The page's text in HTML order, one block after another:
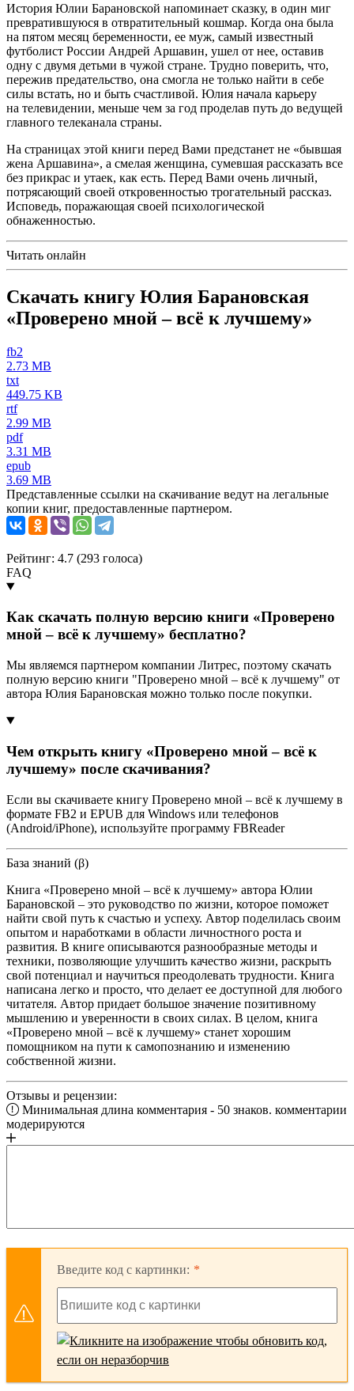
История Юлии Барановской напоминает сказку, в один миг
превратившуюся в отвратительный кошмар. Когда она была
на пятом месяц беременности, ее муж, самый известный
футболист России Андрей Аршавин, ушел от нее, оставив
одну с двумя детьми в чужой стране. Трудно поверить, что,
пережив предательство, она смогла не только найти в себе
силы встать, но и быть счастливой. Юлия начала карьеру
на телевидении, меньше чем за год проделав путь до ведущей
главного телеканала страны.
На страницах этой книги перед Вами предстанет не «бывшая
жена Аршавина», а смелая женщина, сумевшая рассказать все
без прикрас и утаек, как есть. Перед Вами очень личный,
потрясающий своей откровенностью трогательный рассказ.
Исповедь, поражающая своей психологической
обнаженностью.
Читать онлайн
Скачать книгу Юлия Барановская
«Проверено мной – всё к лучшему»
fb2
2.73 MB
txt
449.75 KB
rtf
2.99 MB
pdf
3.31 MB
epub
3.69 MB
Представленные ссылки на скачивание ведут на легальные
копии книг, предоставленные партнером.
Рейтинг: 4.7 (293 голоса)
FAQ
Как скачать полную версию книги «Проверено
мной – всё к лучшему» бесплатно?
Мы являемся партнером компании Литрес, поэтому скачать
полную версию книги "Проверено мной – всё к лучшему" от
автора Юлия Барановская можно только после покупки.
Чем открыть книгу «Проверено мной – всё к
лучшему» после скачивания?
Если вы скачиваете книгу Проверено мной – всё к лучшему в
формате FB2 и EPUB для Windows или телефонов
(Android/iPhone), используйте программу FBReader
База знаний (β)
Книга «Проверено мной – всё к лучшему» автора Юлии
Барановской – это руководство по жизни, которое поможет
найти свой путь к счастью и успеху. Автор поделилась своим
опытом и наработками в области личностного роста и
развития. В книге описываются разнообразные методы и
техники, позволяющие улучшить качество жизни, раскрыть
свой потенциал и научиться преодолевать трудности. Книга
написана легко и просто, что делает ее доступной для любого
читателя. Автор придает большое значение позитивному
мышлению и уверенности в своих силах. В целом, книга
«Проверено мной – всё к лучшему» станет хорошим
помощником на пути к самопознанию и изменению
собственной жизни.
Отзывы и рецензии:
Минимальная длина комментария - 50 знаков. комментарии
модерируются
Введите код с картинки: